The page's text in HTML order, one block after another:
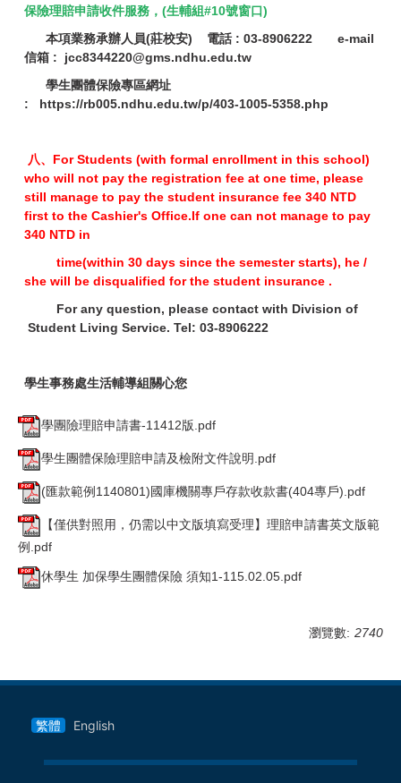
保險理賠申請收件服務，(生輔組#10號窗口)
本項業務承辦人員(莊校安) 電話 : 03-8906222 e-mail
信箱 : jcc8344220@gms.ndhu.edu.tw
學生團體保險專區網址
:
https://rb005.ndhu.edu.tw/p/403-1005-5358.php
八、For Students (with formal enrollment in this school)
who will not pay the registration fee at one time, please
still manage to pay the student insurance fee 340 NTD
first to the Cashier's Office.If one can not manage to pay
340 NTD in
time(within 30 days since the semester starts), he /
she will be disqualified for the student insurance .
For any question, please contact with Division of
Student Living Service. Tel: 03-8906222
學生事務處生活輔導組關心您
學團險理賠申請書-11412版.pdf
學生團體保險理賠申請及檢附文件說明.pdf
(匯款範例1140801)國庫機關專戶存款收款書(404專戶).pdf
【僅供對照用，仍需以中文版填寫受理】理賠申請書英文版範
例.pdf
休學生 加保學生團體保險 須知1-115.02.05.pdf
瀏覽數: 2740
繁體 English